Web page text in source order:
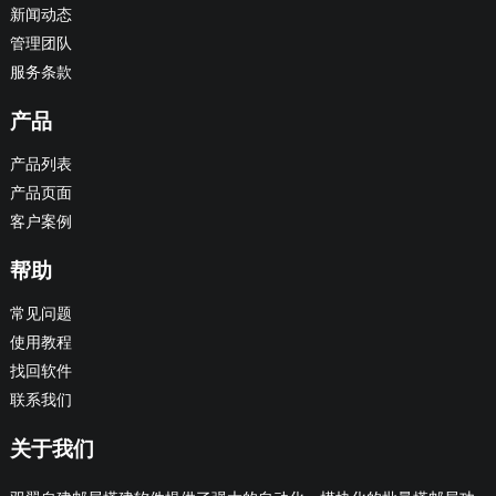
新闻动态
管理团队
服务条款
产品
产品列表
产品页面
客户案例
帮助
常见问题
使用教程
找回软件
联系我们
关于我们